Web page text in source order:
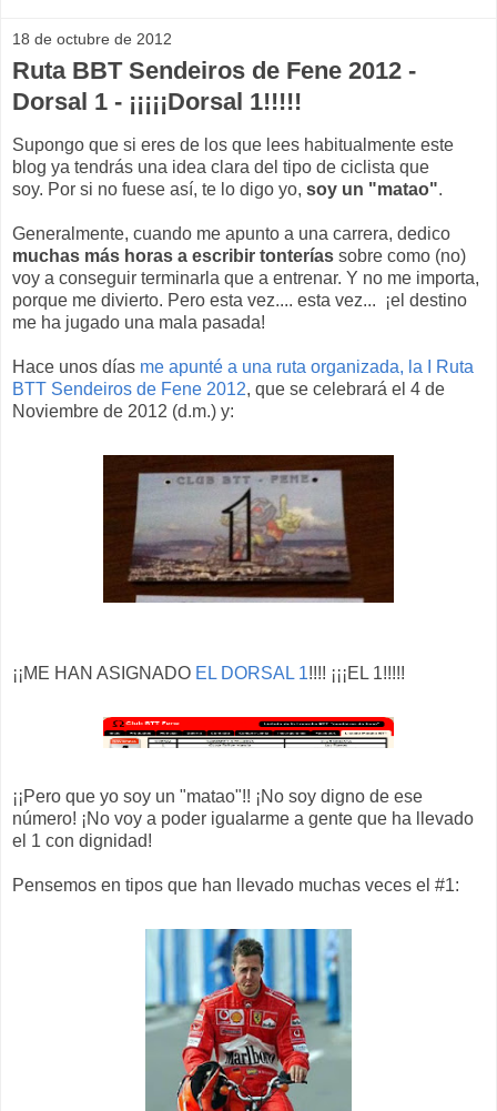
18 de octubre de 2012
Ruta BBT Sendeiros de Fene 2012 -
Dorsal 1 - ¡¡¡¡¡Dorsal 1!!!!!
Supongo que si eres de los que lees habitualmente este
blog ya tendrás una idea clara del tipo de ciclista que
soy. Por si no fuese así, te lo digo yo, soy un "matao".
Generalmente, cuando me apunto a una carrera, dedico
muchas más horas a escribir tonterías sobre como (no)
voy a conseguir terminarla que a entrenar. Y no me importa,
porque me divierto. Pero esta vez.... esta vez... ¡el destino
me ha jugado una mala pasada!
Hace unos días me apunté a una ruta organizada, la I Ruta
BTT Sendeiros de Fene 2012, que se celebrará el 4 de
Noviembre de 2012 (d.m.) y:
¡¡ME HAN ASIGNADO EL DORSAL 1!!!! ¡¡¡EL 1!!!!!
¡¡Pero que yo soy un "matao"!! ¡No soy digno de ese
número! ¡No voy a poder igualarme a gente que ha llevado
el 1 con dignidad!
Pensemos en tipos que han llevado muchas veces el #1: